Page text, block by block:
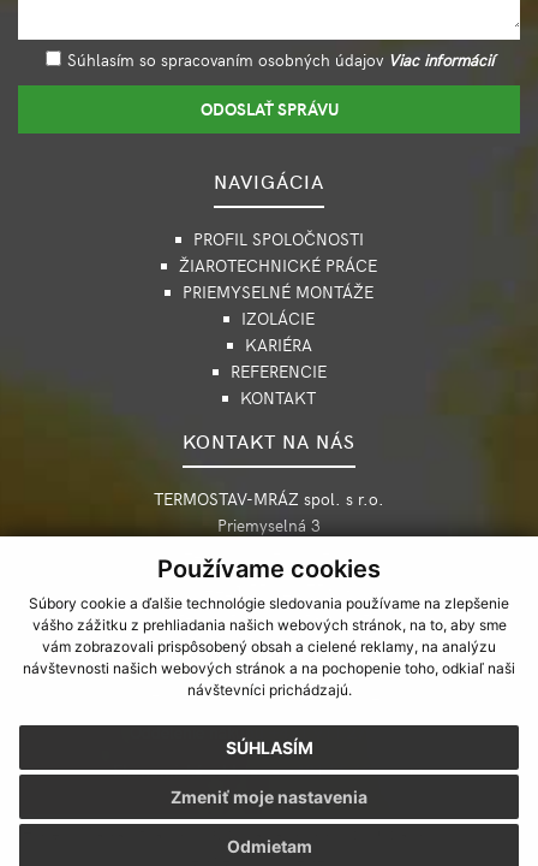
Používame cookies
Súbory cookie a ďalšie technológie sledovania používame na zlepšenie
vášho zážitku z prehliadania našich webových stránok, na to, aby sme
vám zobrazovali prispôsobený obsah a cielené reklamy, na analýzu
návštevnosti našich webových stránok a na pochopenie toho, odkiaľ naši
návštevníci prichádzajú.
SÚHLASÍM
Odmietam
Zmeniť moje nastavenia
Súhlasím so spracovaním osobných údajov Viac informácií
ODOSLAŤ SPRÁVU
NAVIGÁCIA
PROFIL SPOLOČNOSTI
ŽIAROTECHNICKÉ PRÁCE
PRIEMYSELNÉ MONTÁŽE
IZOLÁCIE
KARIÉRA
REFERENCIE
KONTAKT
KONTAKT NA NÁS
TERMOSTAV-MRÁZ spol. s r.o.
Priemyselná 3
termost@termostav-mraz.sk
Personálne oddelenie +421 55 6006 114
Cenové ponuky +421 55 6006 209
Oddelenie nákupu +421 911 279 536
Ekonomické oddelenie +421 55 6006 218
webdesign| webex.sk